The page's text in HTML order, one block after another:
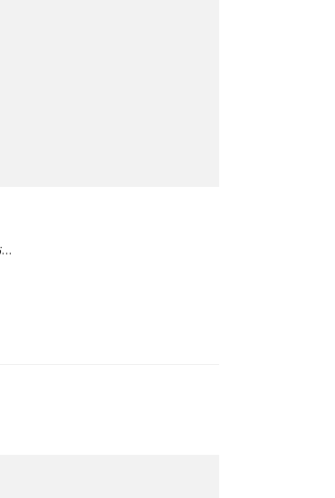
اس مہینے کے شروع میں، ٹویٹر نے اعلان کیا کہ یہ جا رہا ہے اس کے API تک مفت رسائی…